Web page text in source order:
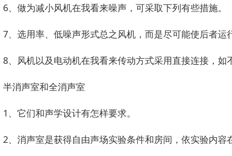
6、做为减小风机在我看来噪声，可采取下列有些措施。
7、选用率、低噪声形式总之风机，而是尽可能使后者运
8、风机以及电动机在我看来传动方式采用直接连接，如
半消声室和全消声室
1、它们和声学设计有怎样要求。
2、消声室是获得自由声场实验条件和房间，依实验内